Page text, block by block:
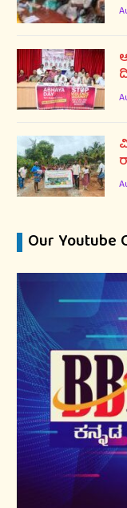
Our Youtube